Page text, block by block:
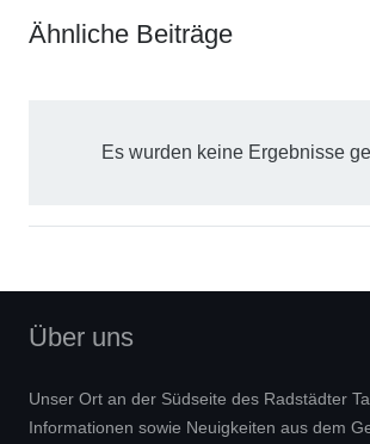
Ähnliche Beiträge
Es wurden keine Ergebnisse
Über uns
Unser Ort an der Südseite des Radstädter
Informationen sowie Neuigkeiten aus dem